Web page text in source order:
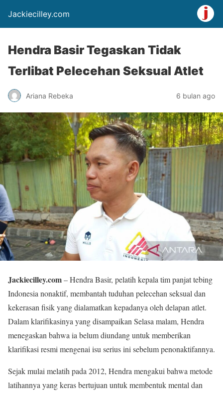
Jackiecilley.com
Hendra Basir Tegaskan Tidak
Terlibat Pelecehan Seksual Atlet
Ariana Rebeka 6 bulan ago
Jackiecilley.com– Hendra Basir, pelatih kepala tim panjat tebing
Indonesia nonaktif, membantah tuduhan pelecehan seksual dan
kekerasan fisik yang dialamatkan kepadanya oleh delapan atlet.
Dalam klarifikasinya yang disampaikan Selasa malam, Hendra
menegaskan bahwa ia belum diundang untuk memberikan
klarifikasi resmi mengenai isu serius ini sebelum penonaktifannya.
Sejak mulai melatih pada 2012, Hendra mengakui bahwa metode
latihannya yang keras bertujuan untuk membentuk mental dan